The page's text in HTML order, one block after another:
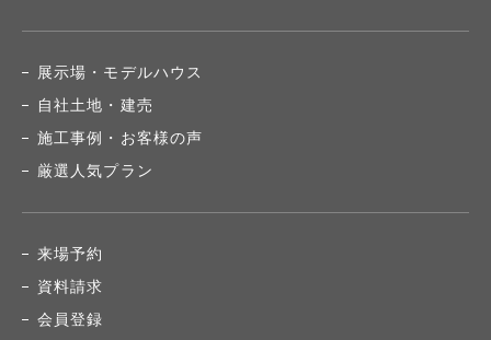
展示場・モデルハウス
自社土地・建売
施工事例・お客様の声
厳選人気プラン
来場予約
資料請求
会員登録